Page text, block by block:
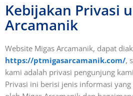
Kebijakan Privasi
Arcamanik
Website Migas Arcamanik, dapat
https://ptmigasarcamanik.com/,
kami adalah privasi pengunjung
Privasi ini berisi jenis informasi